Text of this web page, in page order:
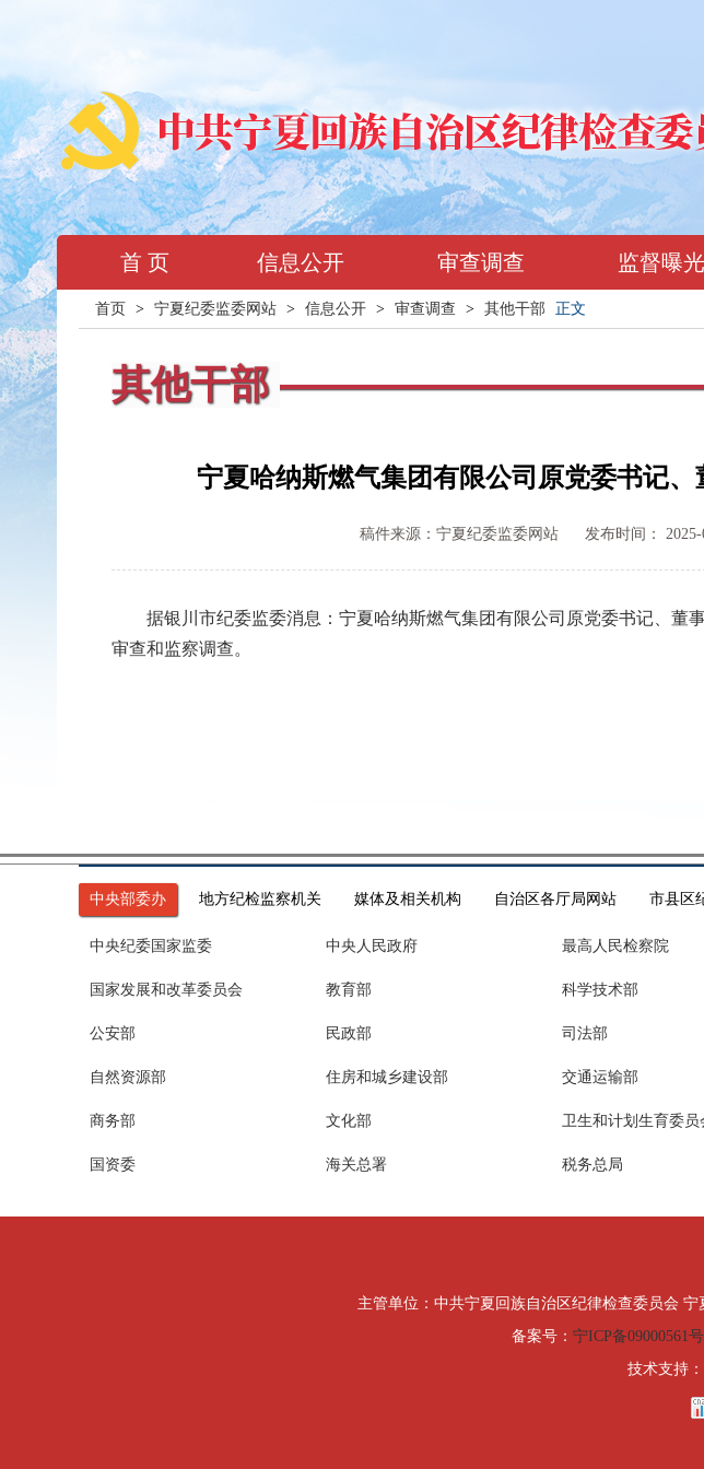
首 页 信息公开 审查调查 监督曝光
首页 > 宁夏纪委监委网站 > 信息公开 > 审查调查 > 其他干部 正文
其他干部
宁夏哈纳斯燃气集团有限公司原党委书记
稿件来源：宁夏纪委监委网站 发布时间： 2025-
据银川市纪委监委消息：宁夏哈纳斯燃气集团有限公司原党委书记、董
审查和监察调查。
中央部委办 地方纪检监察机关 媒体及相关机构 自治区各厅局网站 市县区
中央纪委国家监委 中央人民政府 最高人民检察院
国家发展和改革委员会 教育部 科学技术部
公安部 民政部 司法部
自然资源部 住房和城乡建设部 交通运输部
商务部 文化部 卫生和计划生育委员
国资委 海关总署 税务总局
主管单位：中共宁夏回族自治区纪律检查委员会 宁
备案号： 宁ICP备09000561
技术支持